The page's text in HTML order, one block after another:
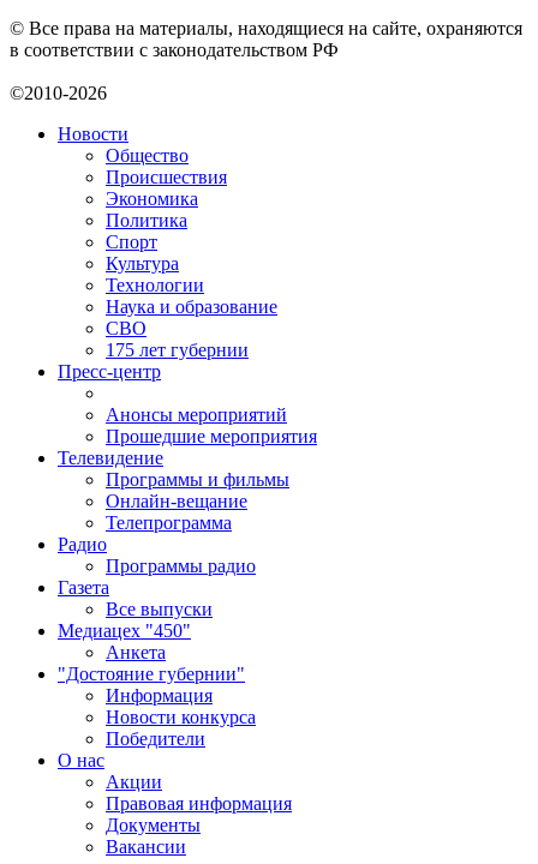
© Все права на материалы, находящиеся на сайте, охраняются
в соответствии с законодательством РФ
©2010-2026
Новости
Общество
Происшествия
Экономика
Политика
Спорт
Культура
Технологии
Наука и образование
СВО
175 лет губернии
Пресс-центр
Анонсы мероприятий
Прошедшие мероприятия
Телевидение
Программы и фильмы
Онлайн-вещание
Телепрограмма
Радио
Программы радио
Газета
Все выпуски
Медиацех "450"
Анкета
"Достояние губернии"
Информация
Новости конкурса
Победители
О нас
Акции
Правовая информация
Документы
Вакансии